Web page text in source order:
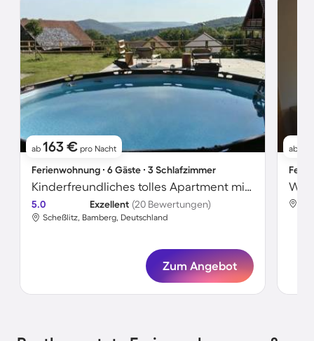
ab 163 € pro Nacht
Ferienwohnung ∙ 6 Gäste ∙ 3 Schlafzimmer
Kinderfreundliches tolles Apartment mit Pool, Grill und Garten
5.0 Exzellent (20 Bewertungen)
Scheßlitz, Bamberg, Deutschland
Zum Angebot
ab